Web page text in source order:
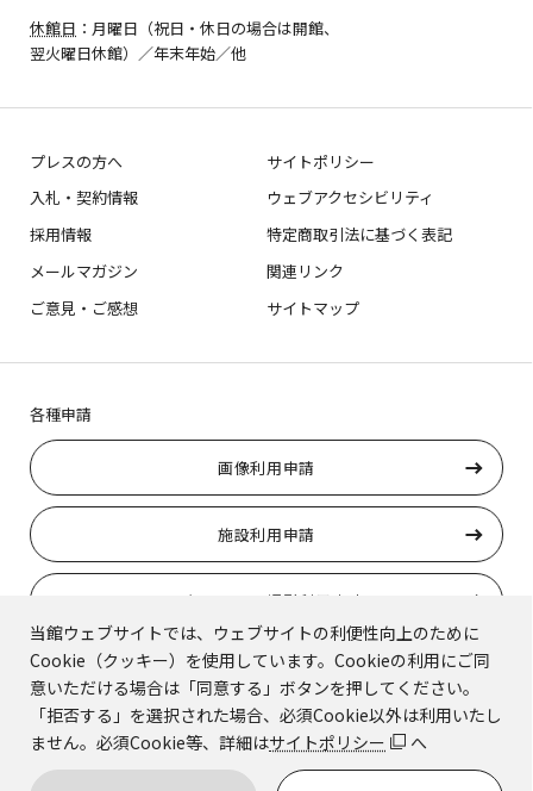
当館ウェブサイトでは、ウェブサイトの利便性向上のために
Cookie（クッキー）を使用しています。Cookieの利用にご同
意いただける場合は「同意する」ボタンを押してください。
「拒否する」を選択された場合、必須Cookie以外は利用いたし
ません。必須Cookie等、詳細はサイトポリシー へ
休館日 ：月曜日（祝日・休日の場合は開館、
翌火曜日休館）／年末年始／他
プレスの方へ
サイトポリシー
入札・契約情報
ウェブアクセシビリティ
採用情報
特定商取引法に基づく表記
メールマガジン
関連リンク
ご意見・ご感想
サイトマップ
各種申請
画像利用申請
施設利用申請
ロケーション撮影利用申請
トラりんの使用申請
© Kyoto National Museum.